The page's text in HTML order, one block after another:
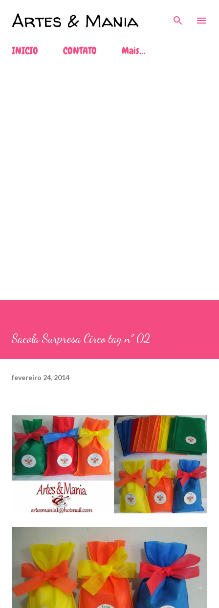
Artes & Mania
INICIO CONTATO Mais…
Sacola Surpresa Circo tag nº 02
fevereiro 24, 2014